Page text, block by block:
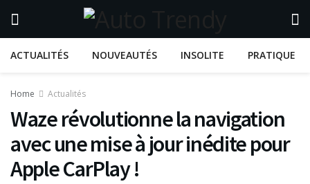
ACTUALITÉS NOUVEAUTÉS INSOLITE PRATIQUE
Home Actualités
Waze révolutionne la navigation
avec une mise à jour inédite pour
Apple CarPlay !